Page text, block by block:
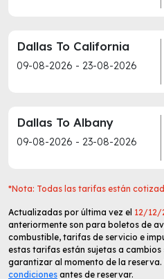
Dallas To California
09-08-2026 - 23-08-2026
Dallas To Albany
09-08-2026 - 23-08-2026
*Nota: Todas las tarifas están
Actualizadas por última vez el 12/12/
anteriormente son para boletos de
combustible, tarifas de servicio e
estas tarifas están sujetas a cambios
garantizar al momento de la reserva.
condiciones antes de reservar.